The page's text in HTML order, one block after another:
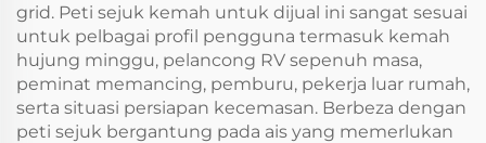
grid. Peti sejuk kemah untuk dijual ini sangat sesuai
untuk pelbagai profil pengguna termasuk kemah
hujung minggu, pelancong RV sepenuh masa,
peminat memancing, pemburu, pekerja luar rumah,
serta situasi persiapan kecemasan. Berbeza dengan
peti sejuk bergantung pada ais yang memerlukan